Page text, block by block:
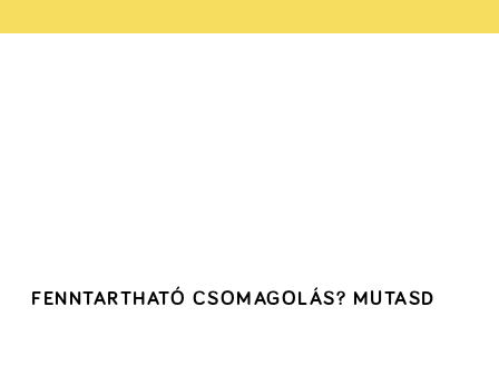
FENNTARTHATÓ CSOMAGOLÁS? MUTASD